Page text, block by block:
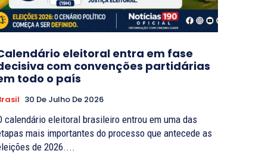
eleitoral entra em fase
com convenções partidárias
todo o país
30 De Julho De 2026
calendário eleitoral brasileiro entrou em uma das
mais importantes do processo que antecede as
de 2026....